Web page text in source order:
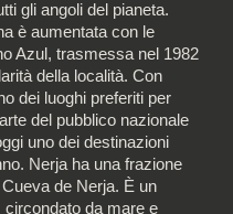
gli angoli del pianeta.
è aumentata con le
Azul, trasmessa nel 1982
della località. Con
dei luoghi preferiti per
del pubblico nazionale
uno dei destinazioni
Nerja ha una frazione
de Nerja. È un
circondato da mare e